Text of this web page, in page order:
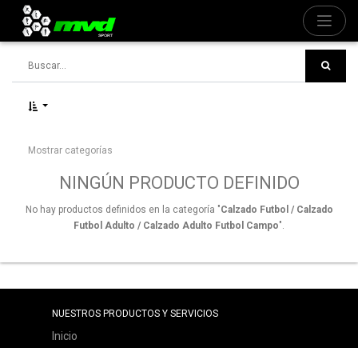
Mostrar categorías
NINGÚN PRODUCTO DEFINIDO
No hay productos definidos en la categoría "Calzado Futbol / Calzado
Futbol Adulto / Calzado Adulto Futbol Campo".
NUESTROS PRODUCTOS Y SERVICIOS
Inicio